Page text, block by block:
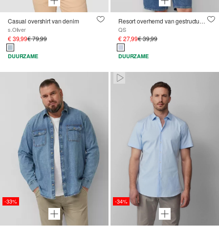
Casual overshirt van denim
s.Oliver
€ 39,99€ 79,99
DUURZAME
Resort overhemd van gestructureerde stof met seersucker effect
QS
€ 27,99€ 39,99
DUURZAME
-33%
Paused • Muted
-34%